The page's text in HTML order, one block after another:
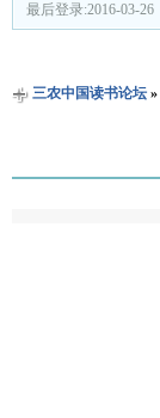
最后登录:2016-03-26
三农中国读书论坛»